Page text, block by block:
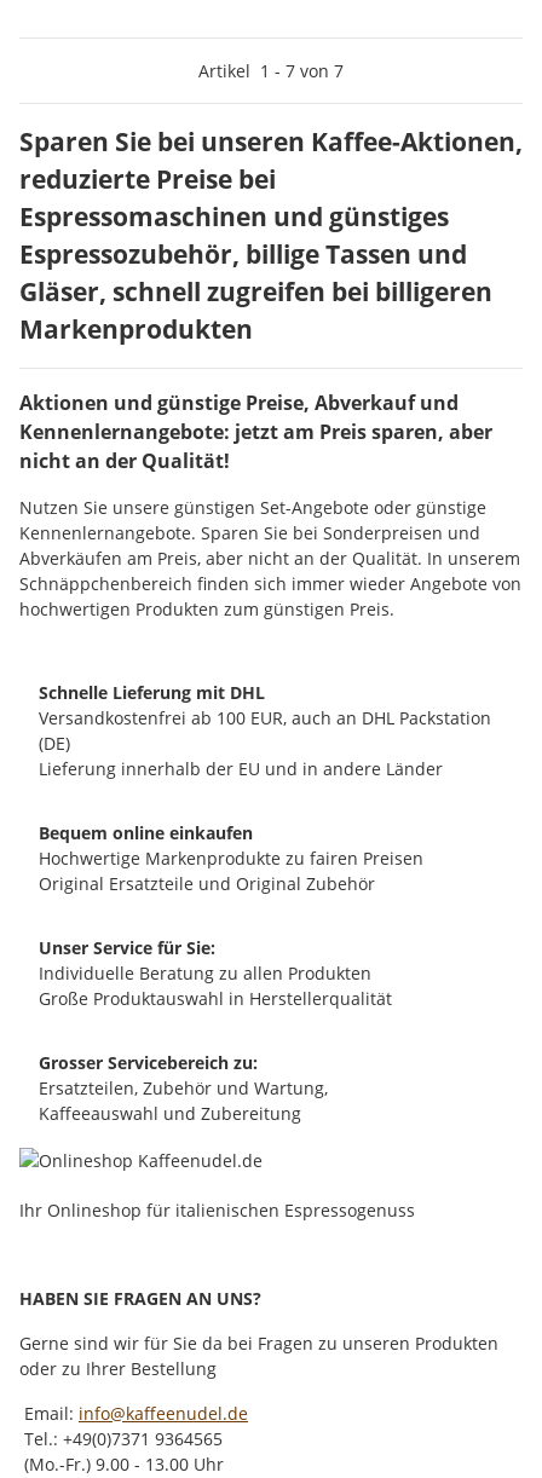
Artikel 1 - 7 von 7
Sparen Sie bei unseren Kaffee-Aktionen,
reduzierte Preise bei
Espressomaschinen und günstiges
Espressozubehör, billige Tassen und
Gläser, schnell zugreifen bei billigeren
Markenprodukten
Aktionen und günstige Preise, Abverkauf und
Kennenlernangebote: jetzt am Preis sparen, aber
nicht an der Qualität!
Nutzen Sie unsere günstigen Set-Angebote oder günstige
Kennenlernangebote. Sparen Sie bei Sonderpreisen und
Abverkäufen am Preis, aber nicht an der Qualität. In unserem
Schnäppchenbereich finden sich immer wieder Angebote von
hochwertigen Produkten zum günstigen Preis.
Schnelle Lieferung mit DHL
Versandkostenfrei ab 100 EUR, auch an DHL Packstation
(DE)
Lieferung innerhalb der EU und in andere Länder
Bequem online einkaufen
Hochwertige Markenprodukte zu fairen Preisen
Original Ersatzteile und Original Zubehör
Unser Service für Sie:
Individuelle Beratung zu allen Produkten
Große Produktauswahl in Herstellerqualität
Grosser Servicebereich zu:
Ersatzteilen, Zubehör und Wartung,
Kaffeeauswahl und Zubereitung
Ihr Onlineshop für italienischen Espressogenuss
HABEN SIE FRAGEN AN UNS?
Gerne sind wir für Sie da bei Fragen zu unseren Produkten
oder zu Ihrer Bestellung
Email: info@kaffeenudel.de
Tel.: +49(0)7371 9364565
(Mo.-Fr.) 9.00 - 13.00 Uhr